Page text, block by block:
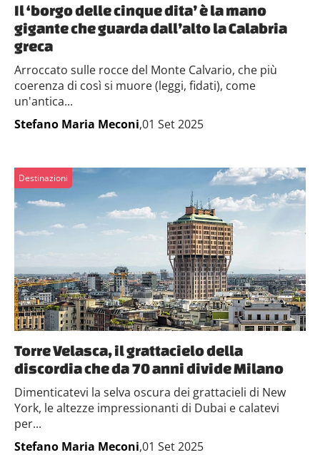
Il ‘borgo delle cinque dita’ è la mano
gigante che guarda dall’alto la Calabria
greca
Arroccato sulle rocce del Monte Calvario, che più
coerenza di così si muore (leggi, fidati), come
un'antica...
Stefano Maria Meconi,01 Set 2025
Destinazioni
Torre Velasca, il grattacielo della
discordia che da 70 anni divide Milano
Dimenticatevi la selva oscura dei grattacieli di New
York, le altezze impressionanti di Dubai e calatevi
per...
Stefano Maria Meconi,01 Set 2025